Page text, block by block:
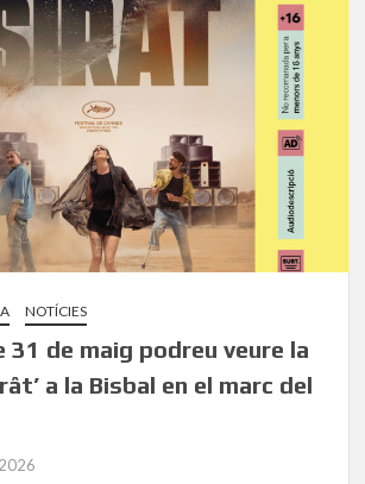
NOTÍCIES
31 de maig podreu veure la
a la Bisbal en el marc del